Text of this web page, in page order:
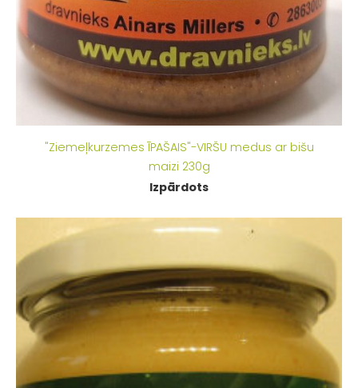
"Ziemeļkurzemes ĪPAŠAIS"-VIRŠU medus ar bišu
maizi 230g
Izpārdots